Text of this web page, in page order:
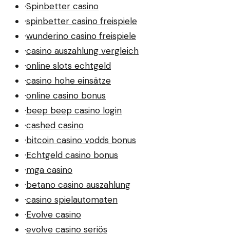
·Spinbetter casino
·spinbetter casino freispiele
·wunderino casino freispiele
·casino auszahlung vergleich
·online slots echtgeld
·casino hohe einsätze
·online casino bonus
·beep beep casino login
·cashed casino
·bitcoin casino vodds bonus
·Echtgeld casino bonus
·mga casino
·betano casino auszahlung
·casino spielautomaten
·Evolve casino
·evolve casino seriös